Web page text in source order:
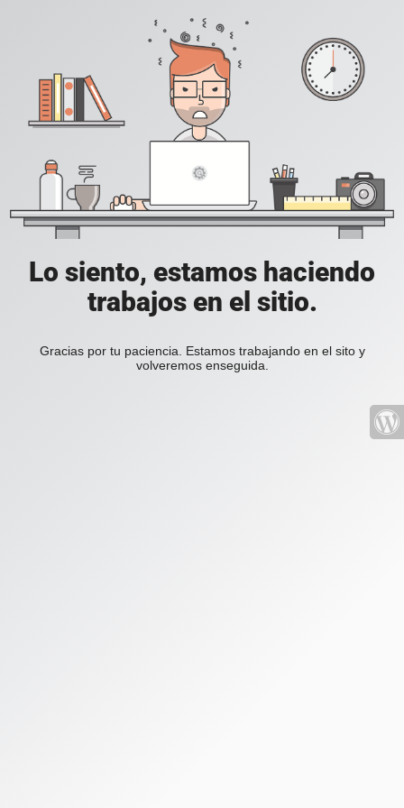
Lo siento, estamos haciendo
trabajos en el sitio.
Gracias por tu paciencia. Estamos trabajando en el sito y
volveremos enseguida.